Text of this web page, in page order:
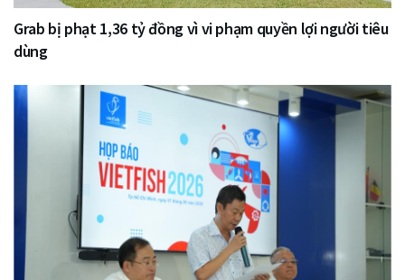
Grab bị phạt 1,36 tỷ đồng vì vi phạm quyền lợi người tiêu
dùng